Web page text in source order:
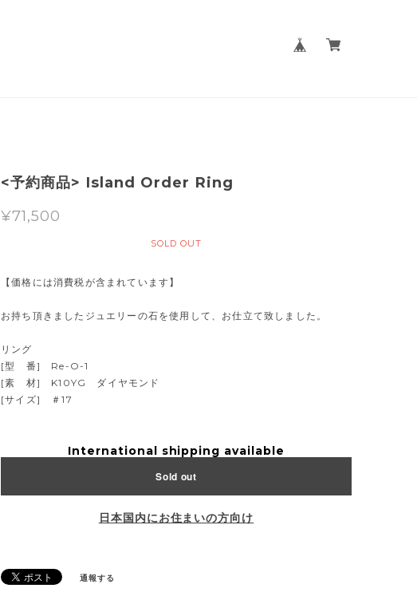
<予約商品> Island Order Ring
¥71,500
SOLD OUT
【価格には消費税が含まれています】
お持ち頂きましたジュエリーの石を使用して、お仕立て致しました。
リング
[型 番] Re-O-1
[素 材] K10YG ダイヤモンド
[サイズ] ＃17
International shipping available
Sold out
日本国内にお住まいの方向け
通報する